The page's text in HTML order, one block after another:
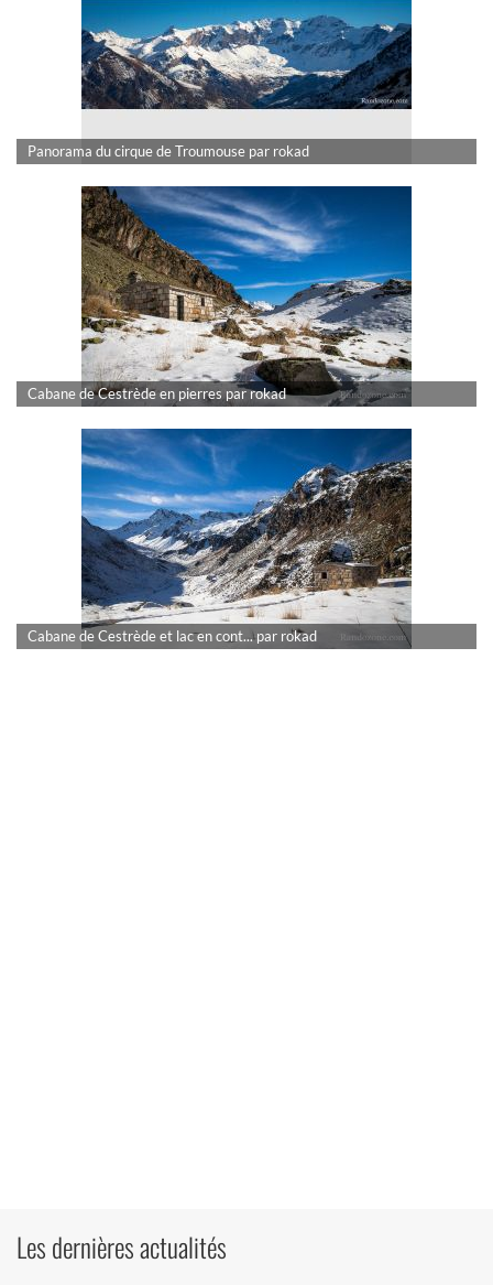
Panorama du cirque de Troumouse par rokad
Cabane de Cestrède en pierres par rokad
Cabane de Cestrède et lac en cont... par rokad
Les dernières actualités